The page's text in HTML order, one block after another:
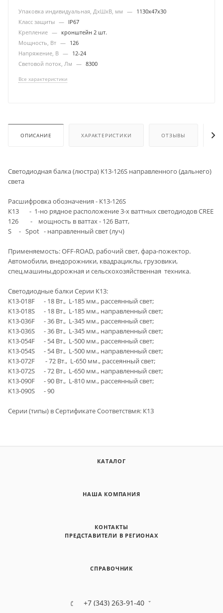
Упаковка индивидуальная, ДхШхВ, мм — 1130х47х30
Класс защиты — IP67
Крепление — кронштейн 2 шт.
Мощность, Вт — 126
Напряжение, В — 12-24
Световой поток, Лм — 8300
Все характеристики
ОПИСАНИЕ ХАРАКТЕРИСТИКИ ОТЗЫВЫ
Светодиодная балка (люстра) К13-126S направленного (дальнего)
света
Расшифровка обозначения - К13-126S
К13 - 1-но рядное расположение 3-х ваттных светодиодов CREE
126 - мощность в ваттах - 126 Ватт,
S - Spot - направленный свет (луч)
Применяемость: OFF-ROAD, рабочий свет, фара-пожектор.
Автомобили, внедорожники, квадрациклы, грузовики,
спец.машины,дорожная и сельскохозяйственная техника.
Светодиодные балки Серии К13:
K13-018F - 18 Вт., L-185 мм., рассеянный свет;
K13-018S - 18 Вт., L-185 мм., направленный свет;
K13-036F - 36 Вт., L-345 мм., рассеянный свет;
K13-036S - 36 Вт., L-345 мм., направленный свет;
K13-054F - 54 Вт., L-500 мм., рассеянный свет;
K13-054S - 54 Вт., L-500 мм., направленный свет;
K13-072F - 72 Вт., L-650 мм., рассеянный свет;
K13-072S - 72 Вт., L-650 мм., направленный свет;
K13-090F - 90 Вт., L-810 мм., рассеянный свет;
K13-090S - 90
Серии (типы) в Сертификате Cоответствмя: К13
КАТАЛОГ
НАША КОМПАНИЯ
КОНТАКТЫ
ПРЕДСТАВИТЕЛИ В РЕГИОНАХ
СПРАВОЧНИК
+7 (343) 263-91-40